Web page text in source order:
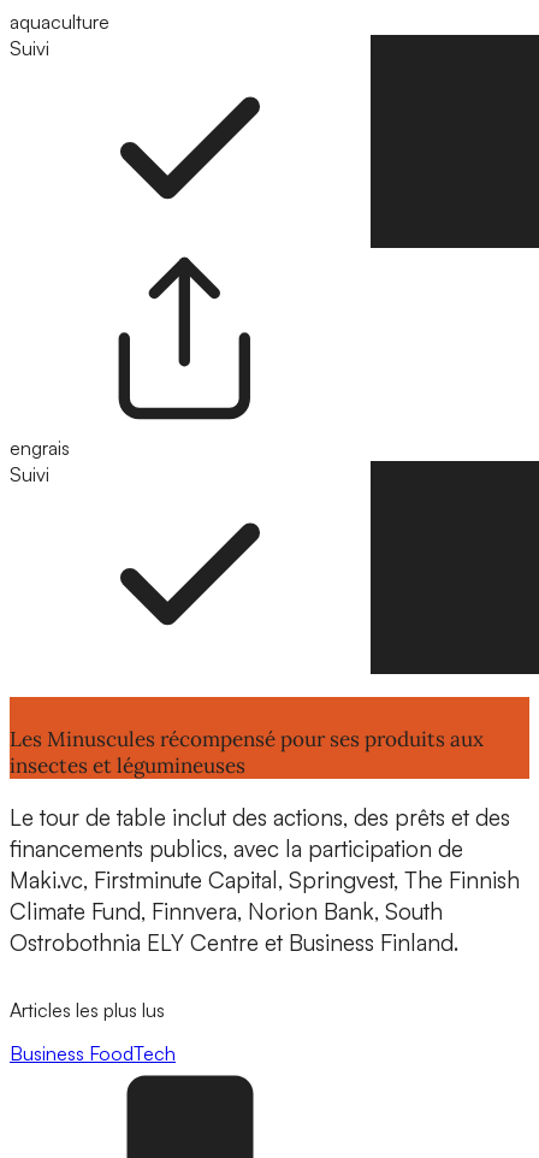
aquaculture
Suivi
engrais
Suivi
Les Minuscules récompensé pour ses produits aux
insectes et légumineuses
Le tour de table inclut des actions, des prêts et des
financements publics, avec la participation de
Maki.vc, Firstminute Capital, Springvest, The Finnish
Climate Fund, Finnvera, Norion Bank, South
Ostrobothnia ELY Centre et Business Finland.
Articles les plus lus
Business FoodTech